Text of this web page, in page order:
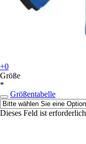
+0
Größe
*
Größentabelle
Dieses Feld ist erforderlich